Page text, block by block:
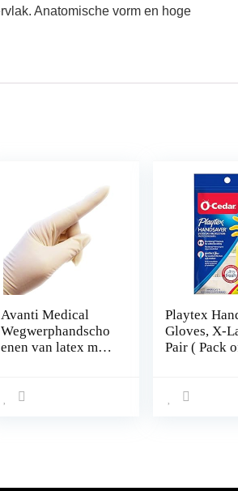
Anatomische vorm en hoge
Avanti Medical
Wegwerphandscho
enen van latex met
100 stuks
Playtex
Gloves, X-
Pair ( Pack